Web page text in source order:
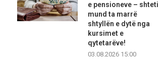
e pensioneve – shteti
mund ta marrë
shtyllën e dytë nga
kursimet e
qytetarëve!
03.08.2026 15:00